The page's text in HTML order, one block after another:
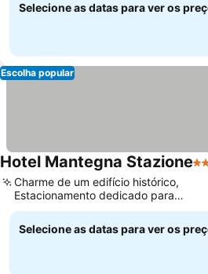
Selecione as datas para ver os
Escolha popular
Hotel Mantegna Stazione3
Charme de um edifício histórico,
Estacionamento dedicado para
bicicletas
Selecione as datas para ver os